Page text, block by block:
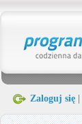
Zaloguj się